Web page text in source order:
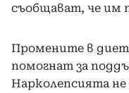
съобщават, че им
Промените в
помогнат за
Нарколепсията не